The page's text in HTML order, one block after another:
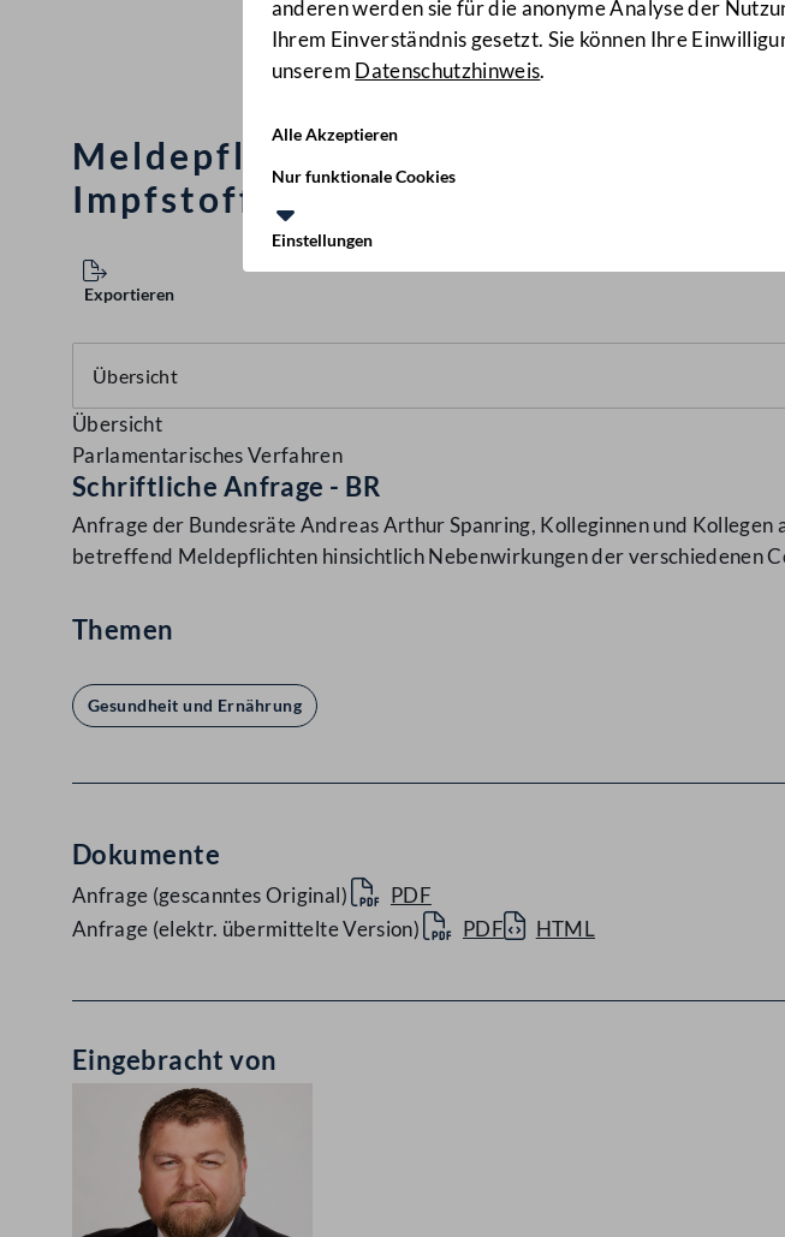
anderen werden sie für die anonyme Analyse der
Ihrem Einverständnis gesetzt. Sie können Ihre
unserem Datenschutzhinweis.
Alle Akzeptieren
Nur funktionale Cookies
Einstellungen
Meldepflichten hinsichtlich
Impfstoffe
(3867/J-BR/2021)
Exportieren
Übersicht
Parlamentarisches Verfahren
Schriftliche Anfrage - BR
Anfrage der Bundesräte Andreas Arthur Spanring, Kolleginnen und Kollegen
betreffend Meldepflichten hinsichtlich Nebenwirkungen der verschiedenen
Themen
Gesundheit und Ernährung
Dokumente
Anfrage (gescanntes Original)
PDF
Anfrage (elektr. übermittelte Version)
PDF HTML
Eingebracht von